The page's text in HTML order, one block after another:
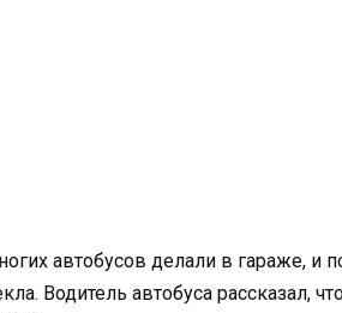
автобусов делали в гараже, и
Водитель автобуса рассказал,